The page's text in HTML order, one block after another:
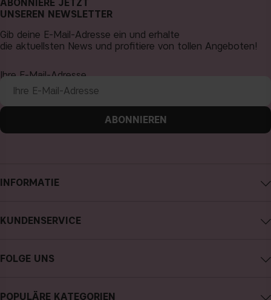
INFORMATIE
Datenschutzerklärung
KUNDENSERVICE
FOLGE UNS
POPULÄRE KATEGORIEN
ABONNIERE JETZT
UNSEREN NEWSLETTER
Gib deine E-Mail-Adresse ein und erhalte
die aktuellsten News und profitiere von tollen Angeboten!
Ihre E-Mail-Adresse
ABONNIEREN